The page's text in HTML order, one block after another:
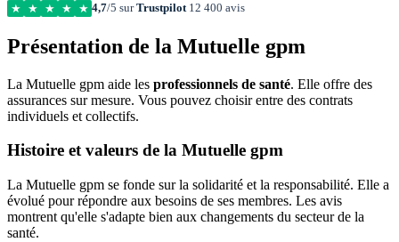
★ ★ ★ ★ ★ 4,7/5 surTrustpilot12 400 avis
Présentation de la Mutuelle gpm
La Mutuelle gpm aide les professionnels de santé. Elle offre des
assurances sur mesure. Vous pouvez choisir entre des contrats
individuels et collectifs.
Histoire et valeurs de la Mutuelle gpm
La Mutuelle gpm se fonde sur la solidarité et la responsabilité. Elle a
évolué pour répondre aux besoins de ses membres. Les avis
montrent qu'elle s'adapte bien aux changements du secteur de la
santé.